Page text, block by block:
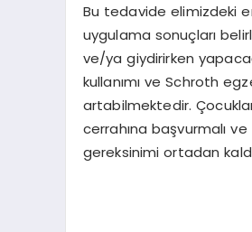
Bu tedavide elimizdeki
uygulama sonuçları
ve/ya giydirirken
kullanımı ve Schroth
artabilmektedir.
cerrahına başvurmalı
gereksinimi ortadan